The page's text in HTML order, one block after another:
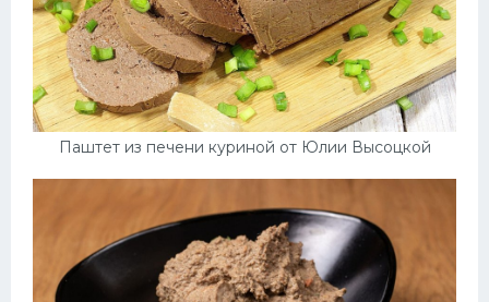
Паштет из печени куриной от Юлии Высоцкой